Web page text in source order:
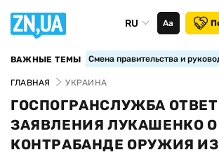
RU Аа
ВАЖНЫЕ ТЕМЫ Смена правительства и
ГЛАВНАЯ УКРАИНА
ГОСПОГРАНСЛУЖБА
ЗАЯВЛЕНИЯ ЛУКАШЕНКО О
КОНТРАБАНДЕ ОРУЖИЯ